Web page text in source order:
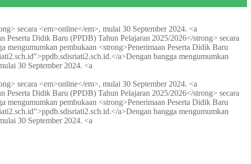
secara <em>online</em>, mulai 30 September 2024. <a
Peserta Didik Baru (PPDB) Tahun Pelajaran 2025/2026</strong> secara
mengumumkan pembukaan <strong>Penerimaan Peserta Didik Baru
a>Dengan bangga mengumumkan
30 September 2024. <a
secara <em>online</em>, mulai 30 September 2024. <a
Peserta Didik Baru (PPDB) Tahun Pelajaran 2025/2026</strong> secara
mengumumkan pembukaan <strong>Penerimaan Peserta Didik Baru
a>Dengan bangga mengumumkan
30 September 2024. <a